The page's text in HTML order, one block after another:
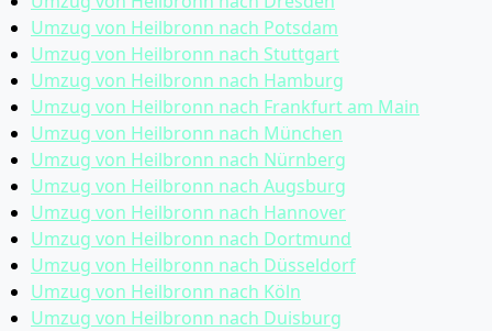
Umzug von Heilbronn nach Potsdam
Umzug von Heilbronn nach Stuttgart
Umzug von Heilbronn nach Hamburg
Umzug von Heilbronn nach Frankfurt am Main
Umzug von Heilbronn nach München
Umzug von Heilbronn nach Nürnberg
Umzug von Heilbronn nach Augsburg
Umzug von Heilbronn nach Hannover
Umzug von Heilbronn nach Dortmund
Umzug von Heilbronn nach Düsseldorf
Umzug von Heilbronn nach Köln
Umzug von Heilbronn nach Duisburg